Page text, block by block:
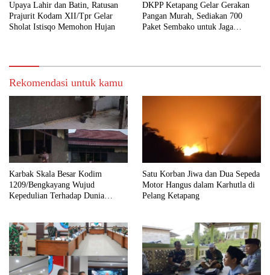
Upaya Lahir dan Batin, Ratusan
Prajurit Kodam XII/Tpr Gelar
Sholat Istisqo Memohon Hujan
DKPP Ketapang Gelar Gerakan
Pangan Murah, Sediakan 700
Paket Sembako untuk Jaga
Rekomendasi untuk kamu
Karbak Skala Besar Kodim
1209/Bengkayang Wujud
Kepedulian Terhadap Dunia
Satu Korban Jiwa dan Dua Sepeda
Motor Hangus dalam Karhutla di
Pelang Ketapang